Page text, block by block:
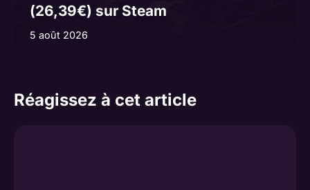
(26,39€) sur Steam
5 août 2026
Réagissez à cet article